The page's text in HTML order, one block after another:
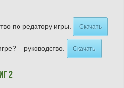
по редатору игры. Скачать
– руководство. Скачать
2